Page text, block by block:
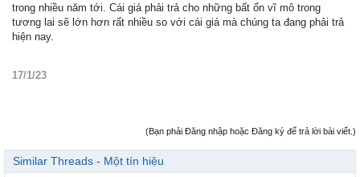
trong nhiều năm tới. Cái giá phải trả cho những bất ổn vĩ mô trong
tương lai sẽ lớn hơn rất nhiều so với cái giá mà chúng ta đang phải trả
hiện nay.
17/1/23
(Bạn phải Đăng nhập hoặc Đăng ký để trả lời bài viết.)
Similar Threads - Một tín hiệu